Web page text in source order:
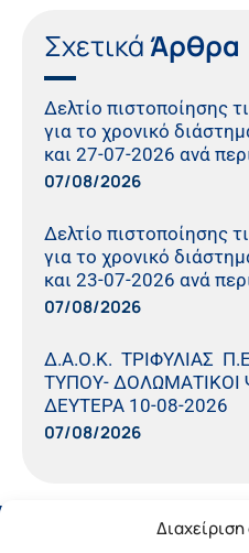
Σχετικά Άρθρα
Δελτίο πιστοποίησης
για το χρονικό
και 27-07-2026 ανά
07/08/2026
Δελτίο πιστοποίησης
για το χρονικό
και 23-07-2026 ανά
07/08/2026
Δ.Α.Ο.Κ. ΤΡΙΦΥΛΙΑΣ
ΤΥΠΟΥ- ΔΟΛΩΜΑΤΙΚΟΙ
ΔΕΥΤΕΡΑ 10-08-2026
07/08/2026